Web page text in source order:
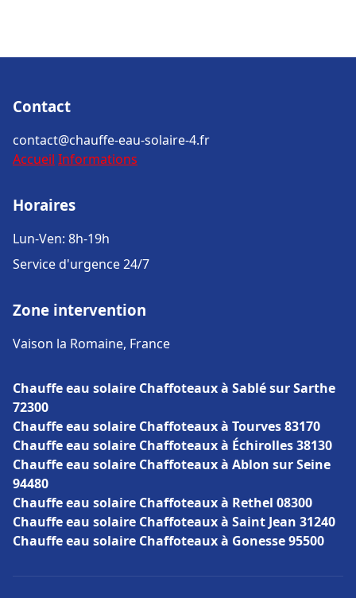
Contact
contact@chauffe-eau-solaire-4.fr
Accueil Informations
Horaires
Lun-Ven: 8h-19h
Service d'urgence 24/7
Zone intervention
Vaison la Romaine, France
Chauffe eau solaire Chaffoteaux à Sablé sur Sarthe
72300
Chauffe eau solaire Chaffoteaux à Tourves 83170
Chauffe eau solaire Chaffoteaux à Échirolles 38130
Chauffe eau solaire Chaffoteaux à Ablon sur Seine
94480
Chauffe eau solaire Chaffoteaux à Rethel 08300
Chauffe eau solaire Chaffoteaux à Saint Jean 31240
Chauffe eau solaire Chaffoteaux à Gonesse 95500